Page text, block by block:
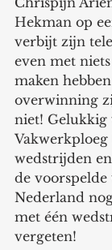
Hekman op
verbijt zijn
even met
maken
overwinning
niet! Gelukkig
wedstrijden
de
Nederland
met één
vergeten!